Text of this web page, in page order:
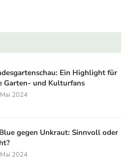
Ein Highlight für
Garten- und Kulturfans
2024
gegen Unkraut: Sinnvoll oder
2024